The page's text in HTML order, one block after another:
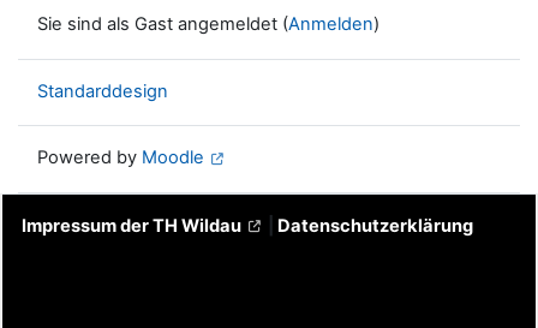
Sie sind als Gast angemeldet (Anmelden)
Standarddesign
Powered by Moodle
Impressum der TH Wildau Datenschutzerklärung